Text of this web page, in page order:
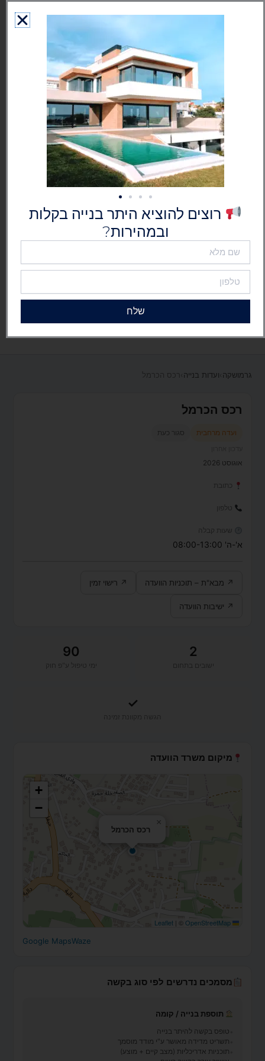
גרמושקה - הוצאת היתר בנייה
גרמושקה ועדות בנייה
רכס הכרמל
ועדה מרחבית סגור כעת
אוגוסט 2026
כתובת
טלפון
שעות קבלה
א'-ה' 08:00-13:00
↗ מבא"ת – תוכניות הוועדה ↗ רישוי זמין
↗ ישיבות הוועדה
2
90
✓
מיקום משרד הוועדה
רכס הכרמל
×
+
−
Leaflet
| ©OpenStreetMap
Waze
Google Maps
מסמכים נדרשים לפי סוג בקשה
תוספת בנייה / קומה
טופס בקשה להיתר בנייה
תשריט מדידה מאושר ע"י מודד מוסמך
תוכניות אדריכליות (מצב קיים + מוצע)
רוצים להוציא היתר בנייה בקלות
ובמהירות?
מלא
שלח